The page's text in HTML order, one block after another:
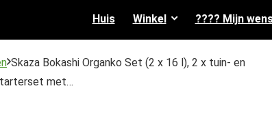
Huis Winkel ???? Mijn
Skaza Bokashi Organko Set (2 x 16 l), 2 x tuin- en
met…